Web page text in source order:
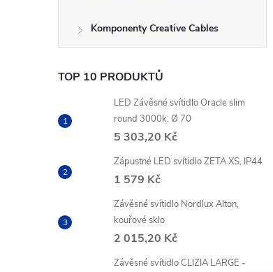
Komponenty Creative Cables
TOP 10 PRODUKTŮ
LED Závěsné svítidlo Oracle slim
round 3000k, Ø 70
5 303,20 Kč
Zápustné LED svítidlo ZETA XS, IP44
1 579 Kč
Závěsné svítidlo Nordlux Alton,
kouřové sklo
2 015,20 Kč
Závěsné svítidlo CLIZIA LARGE -